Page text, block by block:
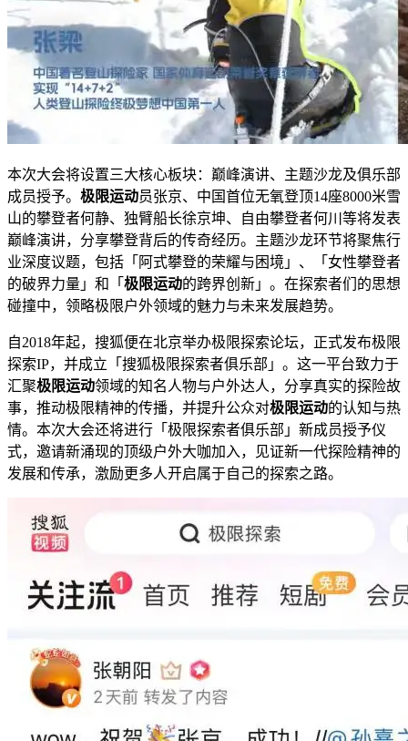
本次大会将设置三大核心板块：巅峰演讲、主题沙龙及俱乐部
成员授予。 极限运动员张京、中国首位无氧登顶14座8000米雪
山的攀登者何静、独臂船长徐京坤、自由攀登者何川等将发表
巅峰演讲，分享攀登背后的传奇经历。主题沙龙环节将聚焦行
业深度议题，包括「阿式攀登的荣耀与困境」、「女性攀登者
的破界力量」和「 极限运动的跨界创新」。在探索者们的思想
碰撞中，领略极限户外领域的魅力与未来发展趋势。
自2018年起，搜狐便在北京举办极限探索论坛，正式发布极限
探索IP，并成立「搜狐极限探索者俱乐部」。这一平台致力于
汇聚极限运动领域的知名人物与户外达人，分享真实的探险故
事，推动极限精神的传播，并提升公众对极限运动的认知与热
情。本次大会还将进行「极限探索者俱乐部」新成员授予仪
式，邀请新涌现的顶级户外大咖加入，见证新一代探险精神的
发展和传承，激励更多人开启属于自己的探索之路。